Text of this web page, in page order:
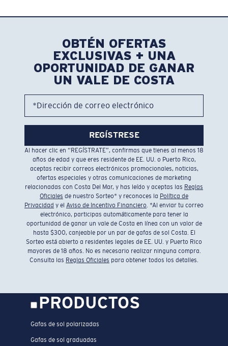
OBTÉN OFERTAS
EXCLUSIVAS + UNA
OPORTUNIDAD DE GANAR
UN VALE DE COSTA
*Dirección de correo electrónico
REGÍSTRESE
Al hacer clic en “REGÍSTRATE”, confirmas que tienes al menos 18
años de edad y que eres residente de EE. UU. o Puerto Rico,
aceptas recibir correos electrónicos promocionales, noticias,
ofertas especiales y otras comunicaciones de marketing
relacionadas con Costa Del Mar, y has leído y aceptas las Reglas
Oficiales de nuestro Sorteo* y reconoces la Política de
Privacidad y el Aviso de Incentivo Financiero. *Al enviar tu correo
electrónico, participas automáticamente para tener la
oportunidad de ganar un vale de Costa en línea con un valor de
hasta $300, canjeable por un par de gafas de sol Costa. El
Sorteo está abierto a residentes legales de EE. UU. y Puerto Rico
mayores de 18 años. No es necesario realizar ninguna compra.
Consulta las Reglas Oficiales para obtener todos los detalles.
PRODUCTOS
Gafas de sol polarizadas
Gafas de sol graduadas